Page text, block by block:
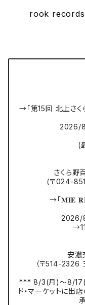
rook records
→「第15回 北上さく
2026/
(
さくら野
(〒024-
→「𝐌𝐈𝐄
2026/
安濃
（〒514-2326
*** 8/3(月)〜8/17(
ド・マーケットに出